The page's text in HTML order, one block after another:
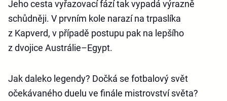
Jeho cesta vyřazovací fází tak vypadá výrazně
schůdněji. V prvním kole narazí na trpaslíka
z Kapverd, v případě postupu pak na lepšího
z dvojice Austrálie–Egypt.
Jak daleko legendy? Dočká se fotbalový svět
očekávaného duelu ve finále mistrovství světa?